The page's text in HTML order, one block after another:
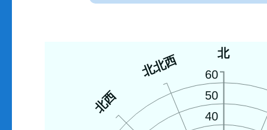
北
北西
北北西
40
50
60